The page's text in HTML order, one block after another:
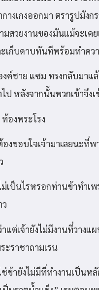
กางเกงออกมา ตรารูปมัง
มสวยงานของมันแม้จะเ
เก็บดาบทันทีพร้อมทำคว
งค์ชาย แซม ทรงกลับมาแ
ไป หลังจากนั้นพวกเข้าจึ
องพระโรง
องขอบใจเจ้ามาเลยนะที่
ม่เป็นไรหรอกท่านข้าทำเ
ว
าแต่เจ้ายังไม่มีงานที่วาง
ะราชาถามเรน
ช่ข้ายังไม่มีที่ทำงานเป็นห